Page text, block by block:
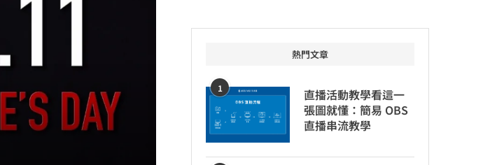
熱門文章
1
直播活動教學看這一
張圖就懂：簡易 OBS
直播串流教學